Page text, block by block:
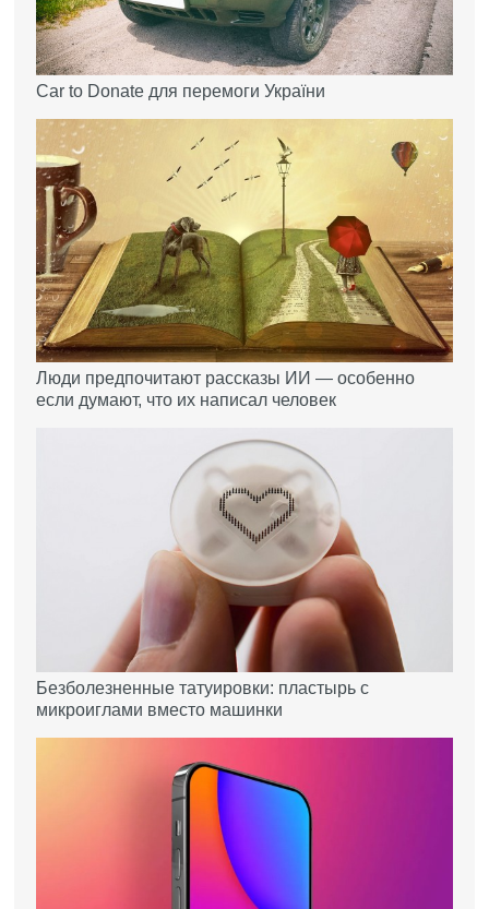
Car to Donate для перемоги України
Люди предпочитают рассказы ИИ — особенно
если думают, что их написал человек
Безболезненные татуировки: пластырь с
микроиглами вместо машинки